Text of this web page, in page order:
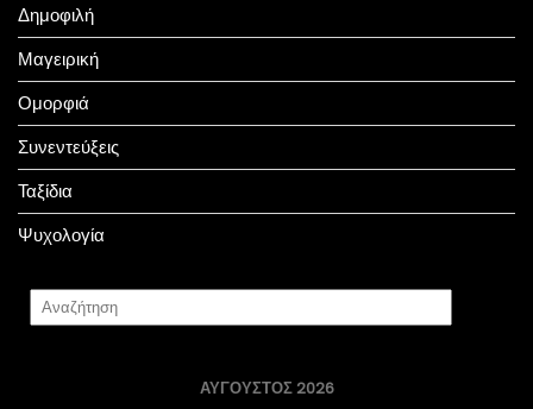
Δημοφιλή
Μαγειρική
Ομορφιά
Συνεντεύξεις
Ταξίδια
Ψυχολογία
ΑΎΓΟΥΣΤΟΣ 2026